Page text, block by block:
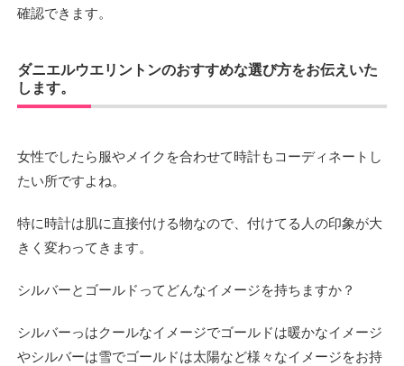
確認できます。
ダニエルウエリントンのおすすめな選び方をお伝えいた
します。
女性でしたら服やメイクを合わせて時計もコーディネートし
たい所ですよね。
特に時計は肌に直接付ける物なので、付けてる人の印象が大
きく変わってきます。
シルバーとゴールドってどんなイメージを持ちますか？
シルバーっはクールなイメージでゴールドは暖かなイメージ
やシルバーは雪でゴールドは太陽など様々なイメージをお持